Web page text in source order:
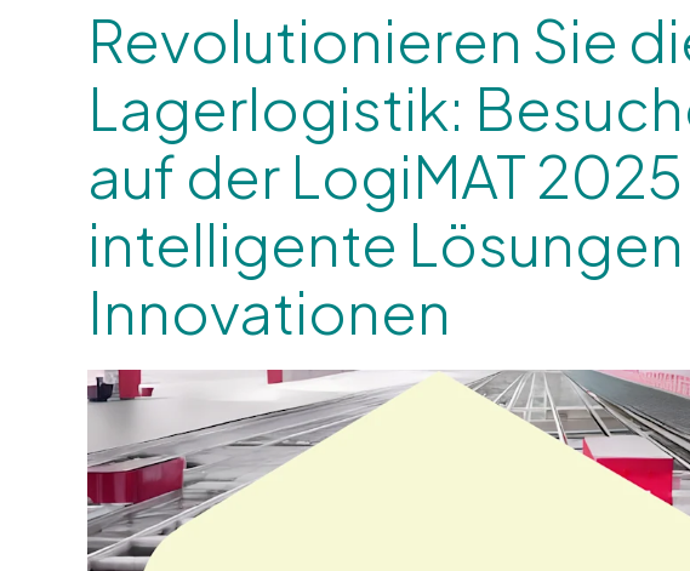
Revolutionieren Sie
Lagerlogistik:
auf der LogiMAT
intelligente
Innovationen